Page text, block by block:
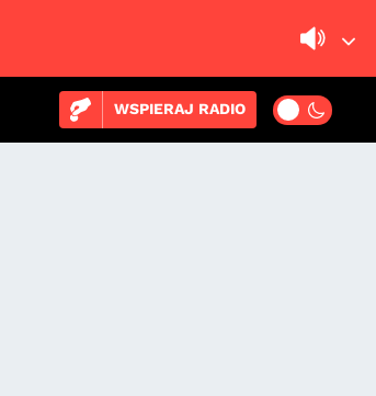
WSPIERAJ RADIO